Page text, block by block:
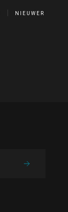
NIEUWER